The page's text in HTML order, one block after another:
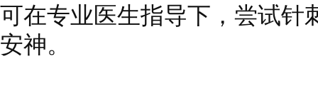
可在专业医生指导下，尝试针
安神。